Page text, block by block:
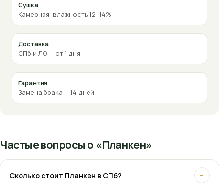
Сушка
Камерная, влажность 12–14%
Доставка
СПб и ЛО — от 1 дня
Гарантия
Замена брака — 14 дней
Частые вопросы о «Планкен»
Сколько стоит Планкен в СПб? −